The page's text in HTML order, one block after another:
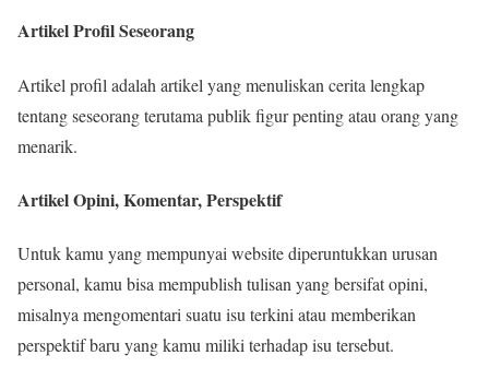
Artikel Profil Seseorang
Artikel profil adalah artikel yang menuliskan cerita lengkap
tentang seseorang terutama publik figur penting atau orang yang
menarik.
Artikel Opini, Komentar, Perspektif
Untuk kamu yang mempunyai website diperuntukkan urusan
personal, kamu bisa mempublish tulisan yang bersifat opini,
misalnya mengomentari suatu isu terkini atau memberikan
perspektif baru yang kamu miliki terhadap isu tersebut.